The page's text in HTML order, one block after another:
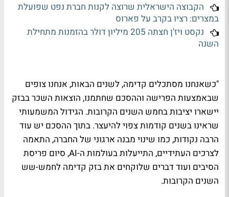
הקבוצה הישראלית שרוצה לקנות חברת נפט שפועלת
במצרים: רציו בקרב על פארוס
נקסט ויז'ן חצתה 205 מיליון דולר בהזמנות מתחילת
השנה
"כשאנחנו מסתכלים קדימה, לשנים הבאות, אנחנו צופים
שבאמצעות הפרישה וההסכם שחתמנו, הוצאות השכר בבזק
יישארו יציבות בחמש השנים הקרובות. הגידול המשמעותי
שראינו בשנים קודמות צפוי להיעצר. בתוך ההסכם יש עוד
הרבה נקודות, כמו שינוי מבנה ארגוני של החברה, התאמה
לצרכים העתידיים, התייעלות בעולמות ה-AI, סיום פריסת
הסיבים ועוד דברים שלוקחים את בזק קדימה לחמש-שש
השנים הקרובות.